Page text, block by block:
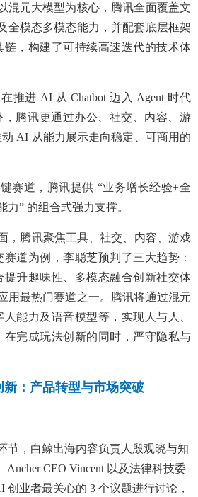
混元大模型为核心，腾讯全面覆盖文
全模态多模态能力，并配套底层框架
链，构建了可持续高速迭代的技术体
推进 AI 从 Chatbot 迈入 Agent 时代
，腾讯更通过办公、社交、内容、游
AI 从能力展示走向稳定、可商用的
赛道，腾讯提供 “业务增长经验+全
” 的组合式强力支撑。
，腾讯聚焦工具、社交、内容、游戏
道为例，李聪芝预判了三大趋势：
提升趣味性、多模态融合创新社交体
用最热门赛道之一。腾讯将通过混元
能力及语音模型等，实现人与人、
在完成玩法创新的同时，严守隐私与
：产品转型与市场突破
节，白鲸出海内容负责人殷观晓与知
Ancher CEO Vincent 以及法律科技委
创业者最关心的 3 个议题进行讨论，